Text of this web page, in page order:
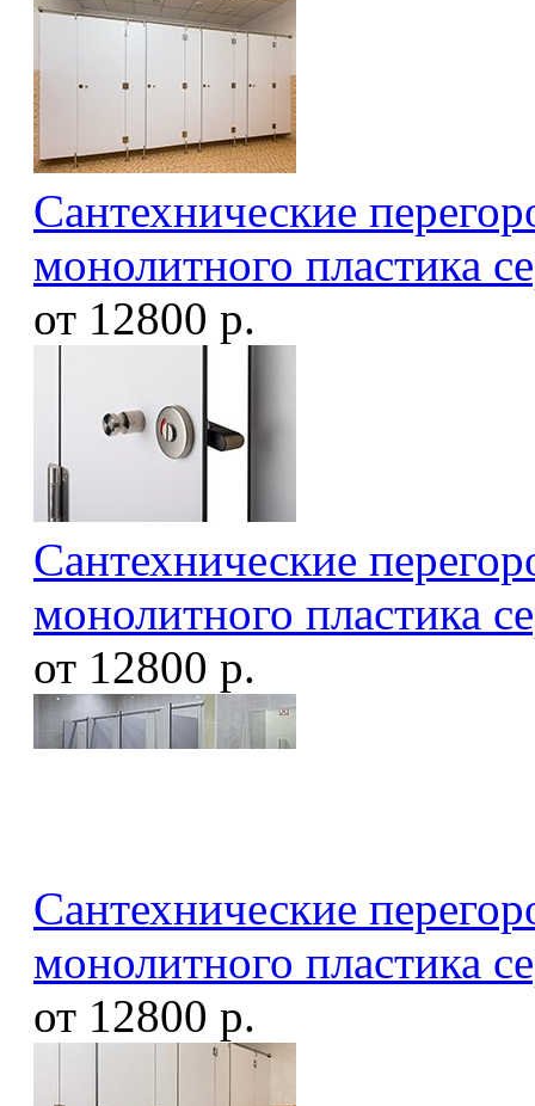
Сантехнические
монолитного пластика
от 12800 р.
Сантехнические
монолитного пластика
от 12800 р.
Сантехнические
монолитного пластика
от 12800 р.